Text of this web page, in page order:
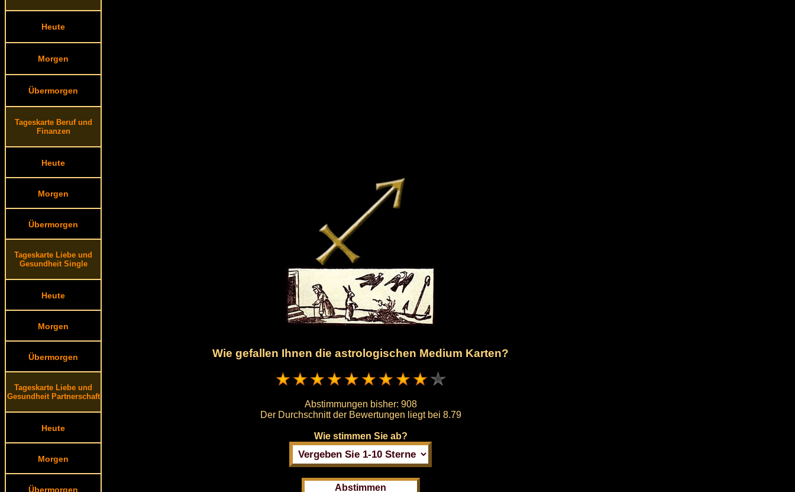
Heute
Morgen
Übermorgen
Tageskarte Beruf und
Finanzen
Heute
Morgen
Übermorgen
Tageskarte Liebe und
Gesundheit Single
Heute
Morgen
Übermorgen
Tageskarte Liebe und
Gesundheit Partnerschaft
Heute
Morgen
Übermorgen
Wie gefallen Ihnen die astrologischen Medium Karten?
Abstimmungen bisher: 908
Der Durchschnitt der Bewertungen liegt bei 8.79
Wie stimmen Sie ab?